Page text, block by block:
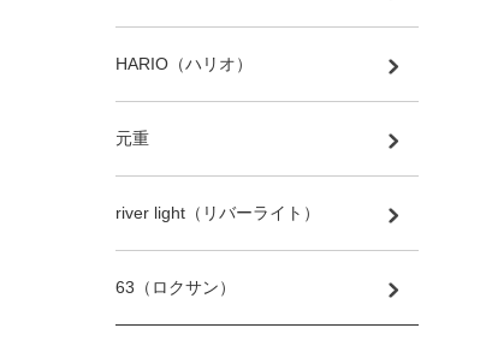
HARIO（ハリオ）
元重
river light（リバーライト）
63（ロクサン）